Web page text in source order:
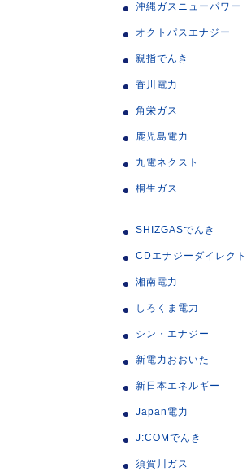
沖縄ガスニューパワー
オクトパスエナジー
親指でんき
香川電力
角栄ガス
鹿児島電力
九電ネクスト
桐生ガス
SHIZGASでんき
CDエナジーダイレクト
湘南電力
しろくま電力
シン・エナジー
新電力おおいた
新日本エネルギー
Japan電力
J:COMでんき
須賀川ガス